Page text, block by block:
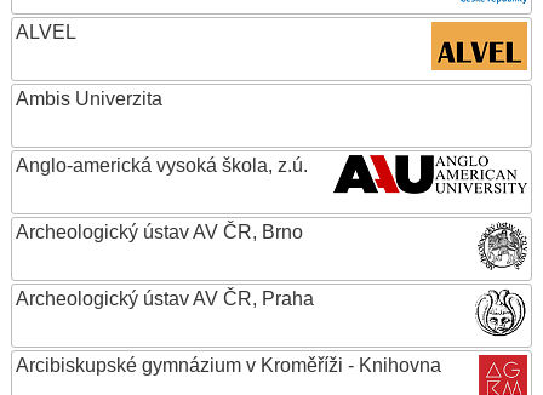
ALVEL
Ambis Univerzita
Anglo-americká vysoká škola, z.ú.
Archeologický ústav AV ČR, Brno
Archeologický ústav AV ČR, Praha
Arcibiskupské gymnázium v Kroměříži - Knihovna